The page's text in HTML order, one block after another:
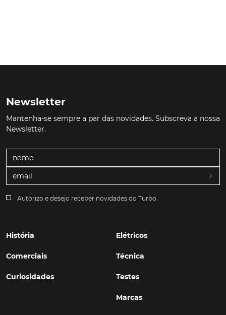
Newsletter
Mantenha-se sempre a par das novidades. Subscreva a nossa
Newsletter.
Autorizo e desejo receber novidades do Turbo.
História
Comerciais
Curiosidades
Elétricos
Técnica
Testes
Marcas